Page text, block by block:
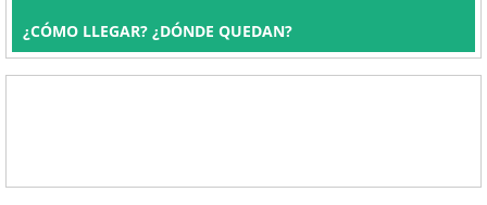
¿CÓMO LLEGAR? ¿DÓNDE QUEDAN?